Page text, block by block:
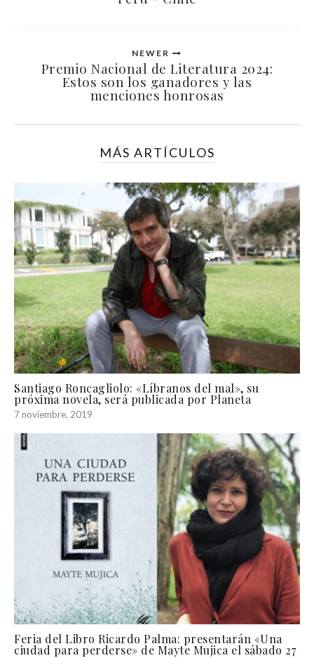
NEWER
Premio Nacional de Literatura 2024:
Estos son los ganadores y las
menciones honrosas
MÁS ARTÍCULOS
Santiago Roncagliolo: «Líbranos del mal», su
próxima novela, será publicada por Planeta
7 noviembre, 2019
Feria del Libro Ricardo Palma: presentarán «Una
ciudad para perderse» de Mayte Mujica el sábado 27